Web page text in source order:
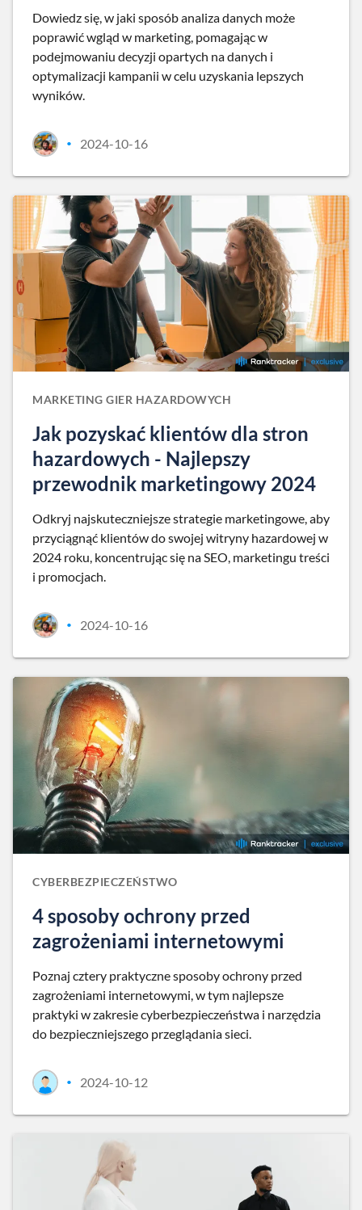
Dowiedz się, w jaki sposób analiza danych może
poprawić wgląd w marketing, pomagając w
podejmowaniu decyzji opartych na danych i
optymalizacji kampanii w celu uzyskania lepszych
wyników.
• 2024-10-16
MARKETING GIER HAZARDOWYCH
Jak pozyskać klientów dla stron
hazardowych - Najlepszy
przewodnik marketingowy 2024
Odkryj najskuteczniejsze strategie marketingowe, aby
przyciągnąć klientów do swojej witryny hazardowej w
2024 roku, koncentrując się na SEO, marketingu treści
i promocjach.
• 2024-10-16
CYBERBEZPIECZEŃSTWO
4 sposoby ochrony przed
zagrożeniami internetowymi
Poznaj cztery praktyczne sposoby ochrony przed
zagrożeniami internetowymi, w tym najlepsze
praktyki w zakresie cyberbezpieczeństwa i narzędzia
do bezpieczniejszego przeglądania sieci.
• 2024-10-12